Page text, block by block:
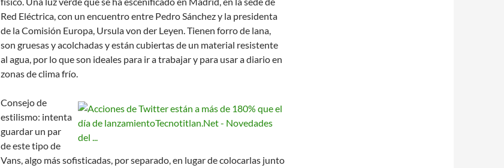
Red Eléctrica, con un encuentro entre Pedro Sánchez y la presidenta
de la Comisión Europa, Ursula von der Leyen. Tienen forro de lana,
son gruesas y acolchadas y están cubiertas de un material resistente
al agua, por lo que son ideales para ir a trabajar y para usar a diario en
zonas de clima frío.
Consejo de
estilismo: intenta
guardar un par
de este tipo de
Vans, algo más sofisticadas, por separado, en lugar de colocarlas junto